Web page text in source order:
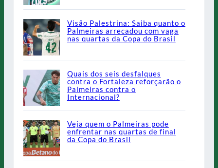
Visão Palestrina: Saiba quanto o
Palmeiras arrecadou com vaga
nas quartas da Copa do Brasil
Quais dos seis desfalques
contra o Fortaleza reforçarão o
Palmeiras contra o
Internacional?
Veja quem o Palmeiras pode
enfrentar nas quartas de final
da Copa do Brasil